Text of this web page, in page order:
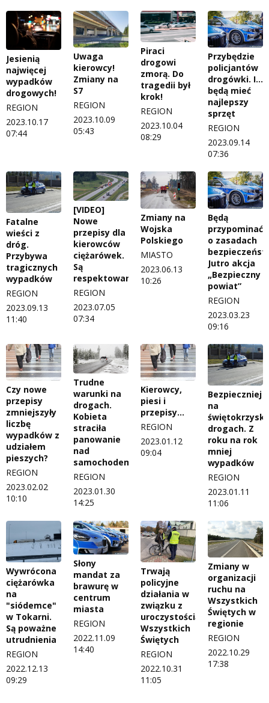
Jesienią
najwięcej
wypadków
drogowych!
REGION
2023.10.17
07:44
Uwaga
kierowcy!
Zmiany na
S7
REGION
2023.10.09
05:43
Piraci
drogowi
zmorą. Do
tragedii był
krok!
REGION
2023.10.04
08:29
Przybędzie
policjantów
drogówki. I…
będą mieć
najlepszy
sprzęt
REGION
2023.09.14
07:36
Fatalne
wieści z
dróg.
Przybywa
tragicznych
wypadków
REGION
2023.09.13
11:40
[VIDEO]
Nowe
przepisy dla
kierowców
ciężarówek.
Są
respektowane?
REGION
2023.07.05
07:34
Zmiany na
Wojska
Polskiego
MIASTO
2023.06.13
10:26
Będą
przypominać
o zasadach
Jutro akcja
„Bezpieczny
powiat”
REGION
2023.03.23
09:16
Czy nowe
przepisy
zmniejszyły
liczbę
wypadków z
udziałem
pieszych?
REGION
2023.02.02
10:10
Trudne
warunki na
drogach.
Kobieta
straciła
panowanie
nad
samochodem
REGION
2023.01.30
14:25
Kierowcy,
piesi i
przepisy…
REGION
2023.01.12
09:04
Bezpieczniej
na
drogach. Z
roku na rok
mniej
wypadków
REGION
2023.01.11
11:06
Wywrócona
ciężarówka
na
"siódemce"
w Tokarni.
Są poważne
utrudnienia
REGION
2022.12.13
09:29
Słony
mandat za
brawurę w
centrum
miasta
REGION
2022.11.09
14:40
Trwają
policyjne
działania w
związku z
uroczystością
Wszystkich
Świętych
REGION
2022.10.31
11:05
Zmiany w
organizacji
ruchu na
Wszystkich
Świętych w
regionie
REGION
2022.10.29
17:38